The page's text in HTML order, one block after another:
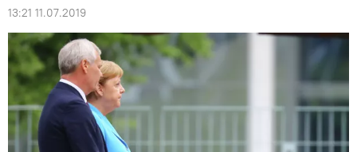
13:21 11.07.2019